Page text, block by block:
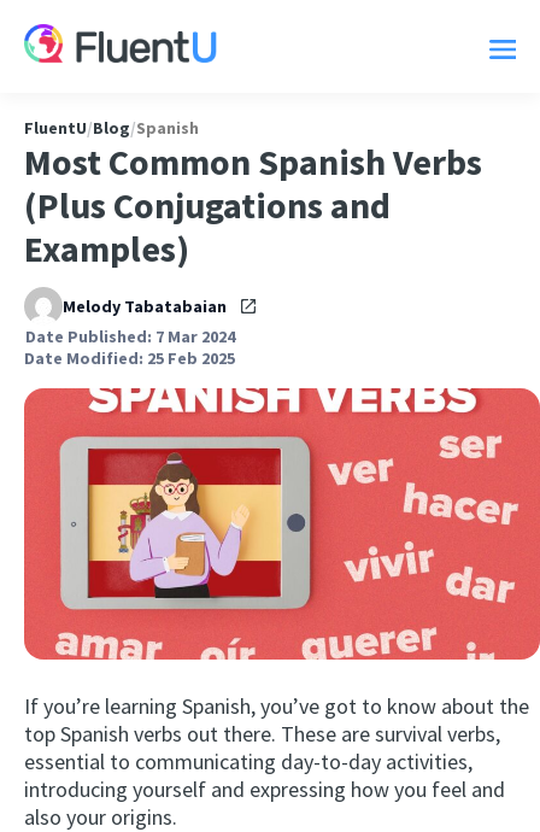
Try
FluentU/Blog/Spanish
Most Common Spanish Verbs
(Plus Conjugations and
Examples)
Melody Tabatabaian
Date Published: 7 Mar 2024
Date Modified: 25 Feb 2025
If you’re learning Spanish, you’ve got to know about the
top Spanish verbs out there. These are survival verbs,
essential to communicating day-to-day activities,
introducing yourself and expressing how you feel and
also your origins.